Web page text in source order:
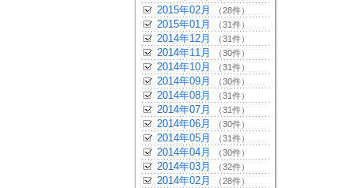
2015年02月 （28件）
2015年01月 （31件）
2014年12月 （31件）
2014年11月 （30件）
2014年10月 （31件）
2014年09月 （30件）
2014年08月 （31件）
2014年07月 （31件）
2014年06月 （30件）
2014年05月 （31件）
2014年04月 （30件）
2014年03月 （32件）
2014年02月 （28件）